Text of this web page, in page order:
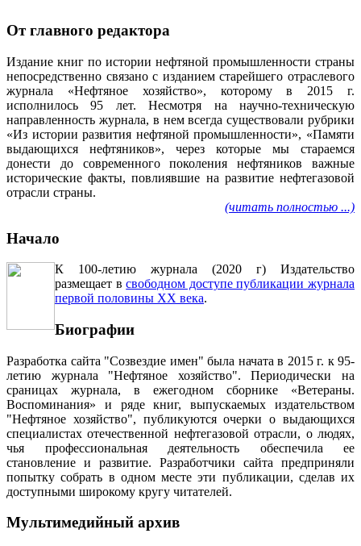
От главного редактора
Издание книг по истории нефтяной промышленности страны
непосредственно связано с изданием старейшего отраслевого
журнала «Нефтяное хозяйство», которому в 2015 г.
исполнилось 95 лет. Несмотря на научно-техническую
направленность журнала, в нем всегда существовали рубрики
«Из истории развития нефтяной промышленности», «Памяти
выдающихся нефтяников», через которые мы стараемся
донести до современного поколения нефтяников важные
исторические факты, повлиявшие на развитие нефтегазовой
отрасли страны.
(читать полностью ...)
Начало
К 100-летию журнала (2020 г) Издательство
размещает всвободном доступе публикации журнала
первой половины ХХ века.
Биографии
Разработка сайта "Созвездие имен" была начата в 2015 г. к 95-
летию журнала "Нефтяное хозяйство". Периодически на
сраницах журнала, в ежегодном сборнике «Ветераны.
Воспоминания» и ряде книг, выпускаемых издательством
"Нефтяное хозяйство", публикуются очерки о выдающихся
специалистах отечественной нефтегазовой отрасли, о людях,
чья профессиональная деятельность обеспечила ее
становление и развитие. Разработчики сайта предприняли
попытку собрать в одном месте эти публикации, сделав их
доступными широкому кругу читателей.
Мультимедийный архив